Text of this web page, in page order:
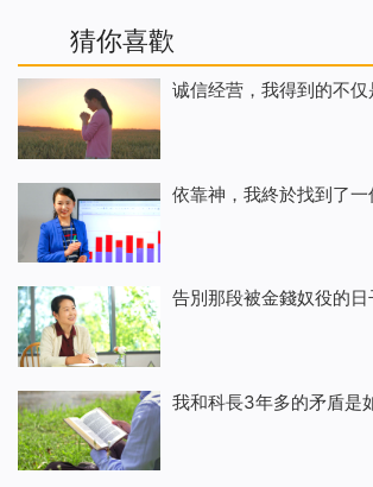
猜你喜歡
诚信经营，我得到的不
依靠神，我終於找到了
告別那段被金錢奴役的日
我和科長3年多的矛盾是